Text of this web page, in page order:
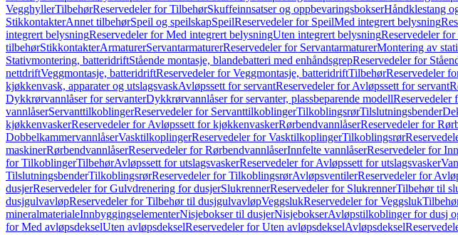
VegghyllerTilbehørReservedeler for TilbehørSkuffeinnsatser og oppbevaringsbokserHåndklestang
StikkontakterAnnet tilbehørSpeil og speilskapSpeilReservedeler for SpeilMed integrert belysning
integrert belysningReservedeler for Med integrert belysningUten integrert belysningReservedeler
tilbehørStikkontakterArmaturerServantarmaturerReservedeler for ServantarmaturerMontering av
Stativmontering, batteridriftStående montasje, blandebatteri med enhåndsgrepReservedeler for
nettdriftVeggmontasje, batteridriftReservedeler for Veggmontasje, batteridriftTilbehørReservedeler
kjøkkenvask, apparater og utslagsvaskAvløpssett for servantReservedeler for Avløpssett for servant
Dykkrørvannlåser for servanterDykkrørvannlåser for servanter, plassbeparende modellReservedeler
vannlåserServanttilkoblingerReservedeler for ServanttilkoblingerTilkoblingsrørTilslutningsbender
kjøkkenvaskerReservedeler for Avløpssett for kjøkkenvaskerRørbendvannlåserReservedeler for
DobbelkammervannlåserVasktilkoplingerReservedeler for VasktilkoplingerTilkoblingsrør
maskinerRørbendvannlåserReservedeler for RørbendvannlåserInnfelte vannlåserReservedeler for
for TilkoblingerTilbehørAvløpssett for utslagsvaskerReservedeler for Avløpssett for utslagsvasker
TilslutningsbenderTilkoblingsrørReservedeler for TilkoblingsrørAvløpsventilerReservedeler for
dusjerReservedeler for Gulvdrenering for dusjerSlukrennerReservedeler for SlukrennerTilbehør til
dusjgulvavløpReservedeler for Tilbehør til dusjgulvavløpVeggslukReservedeler for Veggsluk
mineralmaterialeInnbyggingselementerNisjebokser til dusjerNisjebokserAvløpstilkoblinger for dusj
for Med avløpsdekselUten avløpsdekselReservedeler for Uten avløpsdekselAvløpsdeksel